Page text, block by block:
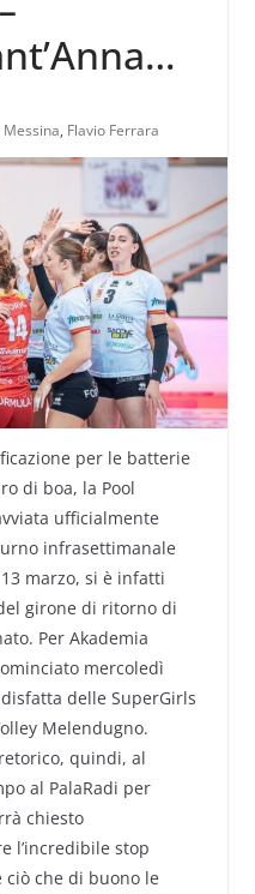
, Flavio Ferrara
per le batterie
di boa, la Pool
ufficialmente
infrasettimanale
marzo, si è infatti
girone di ritorno di
Per Akademia
mercoledì
delle SuperGirls
Melendugno.
quindi, al
al PalaRadi per
chiesto
l’incredibile stop
che di buono le